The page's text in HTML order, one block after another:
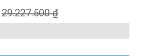
29.227.500₫